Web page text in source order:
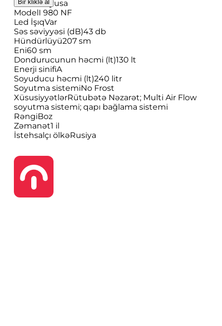
Bir kliklə al
BrendBiryusa
ModelI 980 NF
Led İşıqVar
Səs səviyyəsi (dB)43 db
Hündürlüyü207 sm
Eni60 sm
Dondurucunun həcmi (lt)130 lt
Enerji sinifiA
Soyuducu həcmi (lt)240 litr
Soyutma sistemiNo Frost
XüsusiyyətlərRütubətə Nəzarət; Multi Air Flow
soyutma sistemi; qapı bağlama sistemi
RəngiBoz
Zəmanət1 il
İstehsalçı ölkəRusiya